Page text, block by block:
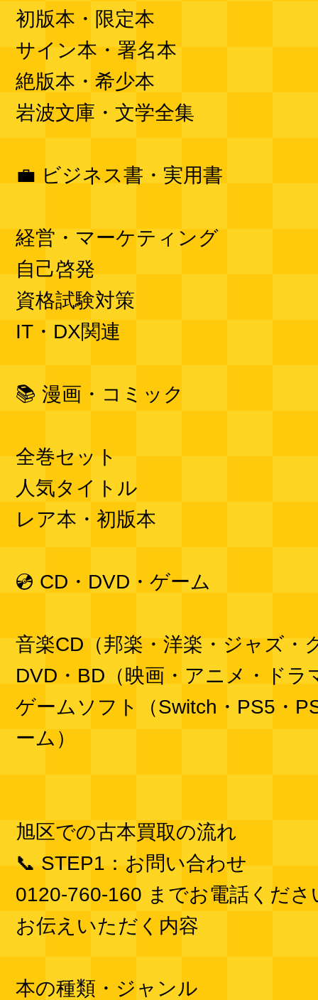
初版本・限定本
サイン本・署名本
絶版本・希少本
岩波文庫・文学全集
💼 ビジネス書・実用書
経営・マーケティング
自己啓発
資格試験対策
IT・DX関連
📚 漫画・コミック
全巻セット
人気タイトル
レア本・初版本
💿 CD・DVD・ゲーム
音楽CD（邦楽・洋楽・ジャズ・
DVD・BD（映画・アニメ・ドラ
ゲームソフト（Switch・PS5・
ーム）
旭区での古本買取の流れ
📞 STEP1：お問い合わせ
0120-760-160 までお電話くださ
お伝えいただく内容
本の種類・ジャンル